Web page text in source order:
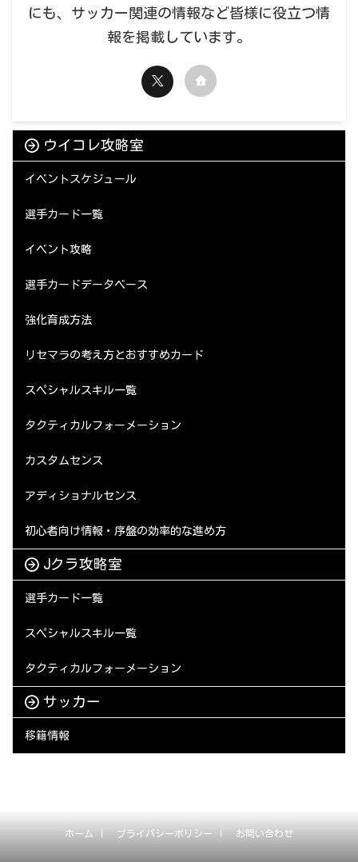
にも、サッカー関連の情報など皆様に役立つ情
報を掲載しています。
ウイコレ攻略室
イベントスケジュール
選手カード一覧
イベント攻略
選手カードデータベース
強化育成方法
リセマラの考え方とおすすめカード
スペシャルスキル一覧
タクティカルフォーメーション
カスタムセンス
アディショナルセンス
初心者向け情報・序盤の効率的な進め方
Jクラ攻略室
選手カード一覧
スペシャルスキル一覧
タクティカルフォーメーション
サッカー
移籍情報
ホーム プライバシーポリシー お問い合わせ